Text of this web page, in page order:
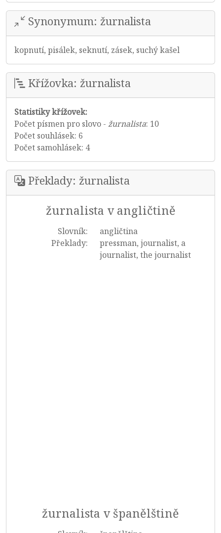
Synonymum: žurnalista
kopnutí, pisálek, seknutí, zásek, suchý kašel
Křížovka: žurnalista
Statistiky křížovek:
Počet písmen pro slovo - žurnalista: 10
Počet souhlásek: 6
Počet samohlásek: 4
Překlady: žurnalista
žurnalista v angličtině
Slovník:
angličtina
Překlady:
pressman, journalist, a
journalist, the journalist
žurnalista v španělštině